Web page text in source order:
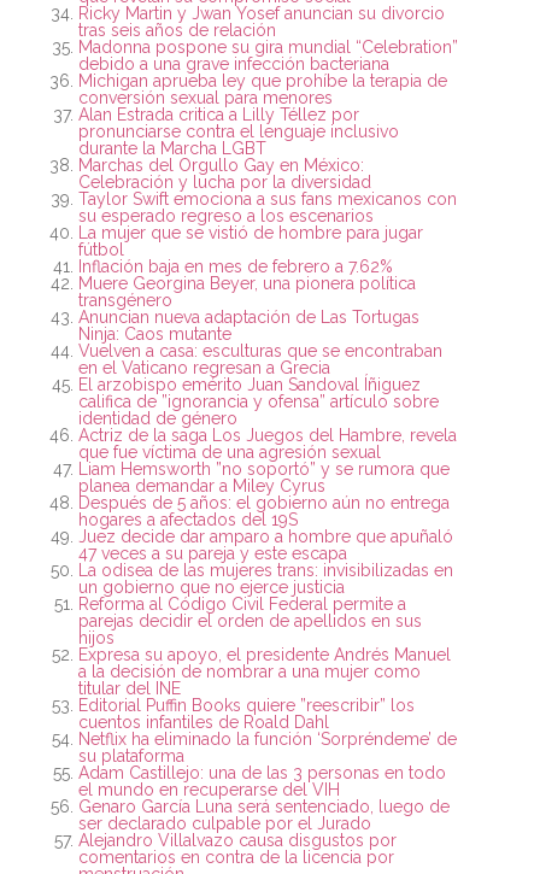
Ricky Martin y Jwan Yosef anuncian su divorcio
tras seis años de relación
Madonna pospone su gira mundial “Celebration”
debido a una grave infección bacteriana
Michigan aprueba ley que prohíbe la terapia de
conversión sexual para menores
Alan Estrada critica a Lilly Téllez por
pronunciarse contra el lenguaje inclusivo
durante la Marcha LGBT
Marchas del Orgullo Gay en México:
Celebración y lucha por la diversidad
Taylor Swift emociona a sus fans mexicanos con
su esperado regreso a los escenarios
La mujer que se vistió de hombre para jugar
fútbol
Inflación baja en mes de febrero a 7.62%
Muere Georgina Beyer, una pionera política
transgénero
Anuncian nueva adaptación de Las Tortugas
Ninja: Caos mutante
Vuelven a casa: esculturas que se encontraban
en el Vaticano regresan a Grecia
El arzobispo emérito Juan Sandoval Íñiguez
califica de ”ignorancia y ofensa” artículo sobre
identidad de género
Actriz de la saga Los Juegos del Hambre, revela
que fue víctima de una agresión sexual
Liam Hemsworth ”no soportó” y se rumora que
planea demandar a Miley Cyrus
Después de 5 años: el gobierno aún no entrega
hogares a afectados del 19S
Juez decide dar amparo a hombre que apuñaló
47 veces a su pareja y este escapa
La odisea de las mujeres trans: invisibilizadas en
un gobierno que no ejerce justicia
Reforma al Código Civil Federal permite a
parejas decidir el orden de apellidos en sus
hijos
Expresa su apoyo, el presidente Andrés Manuel
a la decisión de nombrar a una mujer como
titular del INE
Editorial Puffin Books quiere ”reescribir” los
cuentos infantiles de Roald Dahl
Netflix ha eliminado la función ‘Sorpréndeme’ de
su plataforma
Adam Castillejo: una de las 3 personas en todo
el mundo en recuperarse del VIH
Genaro García Luna será sentenciado, luego de
ser declarado culpable por el Jurado
Alejandro Villalvazo causa disgustos por
comentarios en contra de la licencia por